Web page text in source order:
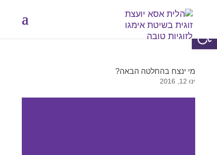
מי ינצח בהחלטה הבאה?
ינו 12, 2016
פתח סרגל נגישות